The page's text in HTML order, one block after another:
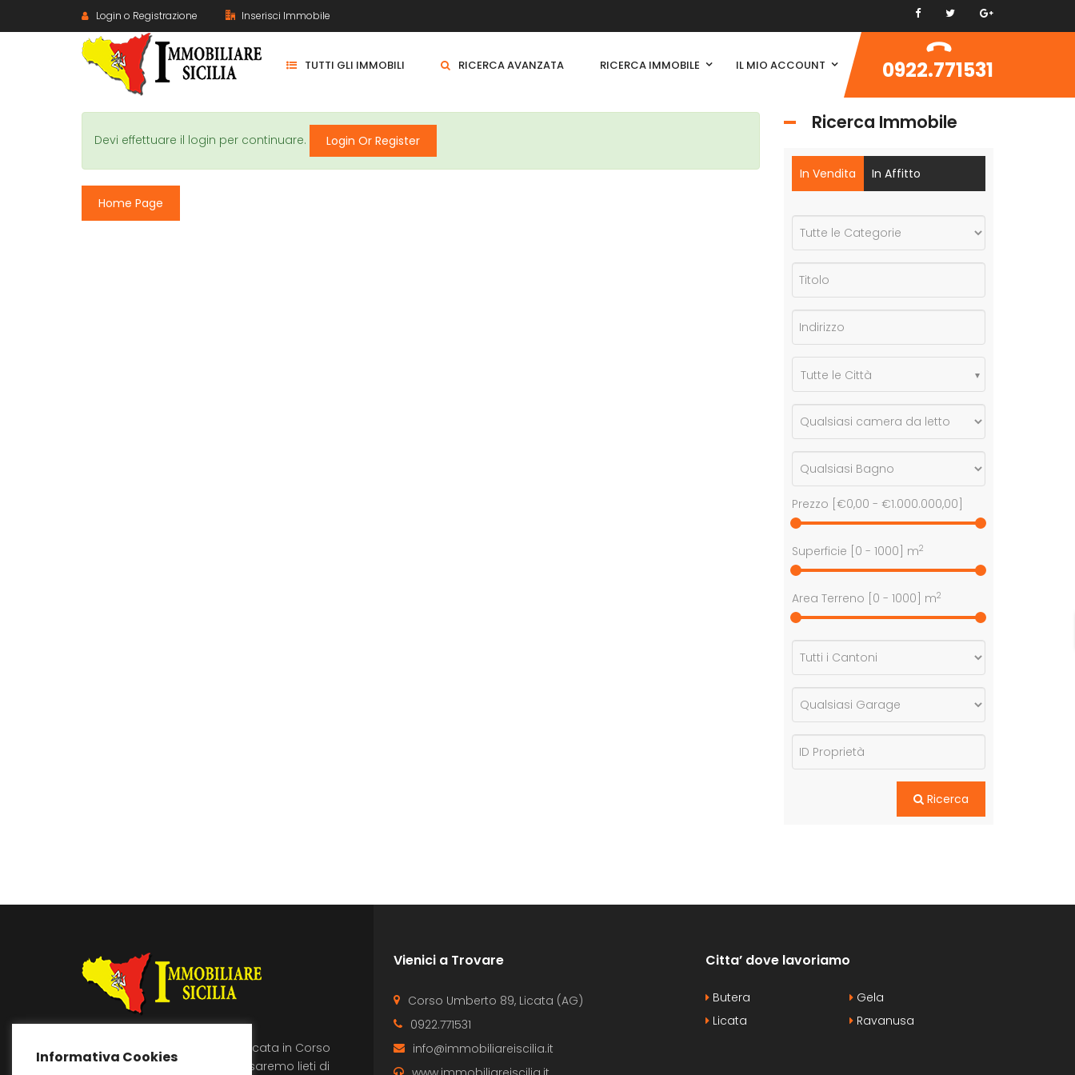
Login o Registrazione Inserisci Immobile
TUTTI GLI IMMOBILI RICERCA AVANZATA RICERCA IMMOBILE IL MIO ACCOUNT 0922.771531
Devi effettuare il login per continuare. Login Or Register
Home Page
Ricerca Immobile
In Vendita In Affitto
Tutte le Città
Prezzo [ €0,00 - €1.000.000,00
Superficie [ 0 - 1000 ] m2
Area Terreno [ 0 - 1000 ] m2
Ricerca
Immobiliare Sicilia si trova a Licata in Corso
Umberto 89, vienici a trovare saremo lieti di
Vienici a Trovare
Corso Umberto 89, Licata (AG)
0922.771531
info@immobiliareiscilia.it
Citta’ dove lavoriamo
Butera
Gela
Licata
Ravanusa
Informativa Cookies